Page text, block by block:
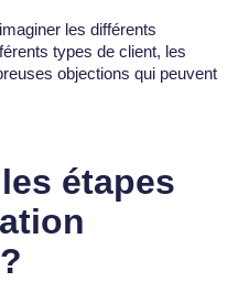
les différents
types de client, les
objections qui peuvent
étapes